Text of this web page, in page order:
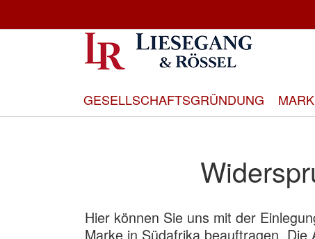
zum
Inhalt
GESELLSCHAFTSGRÜNDUNG
Hier können Sie uns mit der
Marke in Südafrika beauftragen.